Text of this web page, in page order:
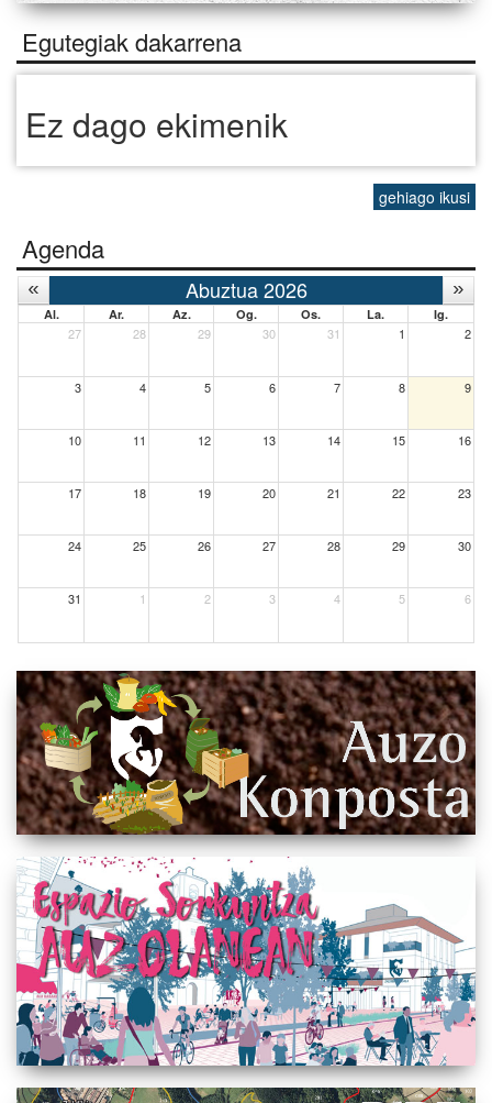
Egutegiak dakarrena
Ez dago ekimenik
gehiago ikusi
Agenda
Abuztua 2026
Al. Ar. Az. Og. Os. La. Ig.
27 28 29 30 31 1 2
3 4 5 6 7 8 9
10 11 12 13 14 15 16
17 18 19 20 21 22 23
24 25 26 27 28 29 30
31 1 2 3 4 5 6